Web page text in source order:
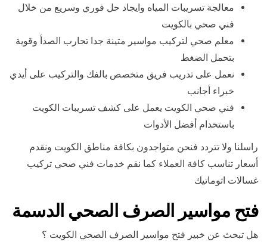
معالجة تسريبات المياه وايجاد حل فوري وسريع من خلال
فني صحي بالكويت
معلم صحي لتركيب مواسير متينة جدا تحارب الصدأ وقوية
بتحمل الضغط
نعمل على تدريب فريق متخصص بالفك والتركيب على أيدي
خبراء أجانب
فني صحي الكويت يعمل على كشف تسريبات الكويت
باستخدام أفضل الأدوات
راسلنا ولا تتردد فنحن متواجدون بكافة مناطق الكويت ونقدم
أسعار تناسب كافة العملاء كما نقم خدمات فني صحي تركيب
غسالات اتوماتيك
فتح مواسير الصرف الصحي الدسمة
هل تبحث عن خبير فتح مواسير الصرف الصحي الكويت ؟